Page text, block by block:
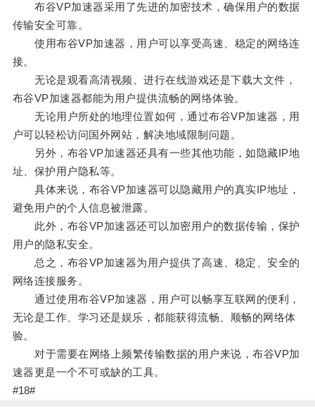
布谷VP加速器采用了先进的加密技术，确保用户的数据
传输安全可靠。
使用布谷VP加速器，用户可以享受高速、稳定的网络连
接。
无论是观看高清视频、进行在线游戏还是下载大文件，
布谷VP加速器都能为用户提供流畅的网络体验。
无论用户所处的地理位置如何，通过布谷VP加速器，用
户可以轻松访问国外网站，解决地域限制问题。
另外，布谷VP加速器还具有一些其他功能，如隐藏IP地
址、保护用户隐私等。
具体来说，布谷VP加速器可以隐藏用户的真实IP地址，
避免用户的个人信息被泄露。
此外，布谷VP加速器还可以加密用户的数据传输，保护
用户的隐私安全。
总之，布谷VP加速器为用户提供了高速、稳定、安全的
网络连接服务。
通过使用布谷VP加速器，用户可以畅享互联网的便利，
无论是工作、学习还是娱乐，都能获得流畅、顺畅的网络体
验。
对于需要在网络上频繁传输数据的用户来说，布谷VP加
速器更是一个不可或缺的工具。
#18#